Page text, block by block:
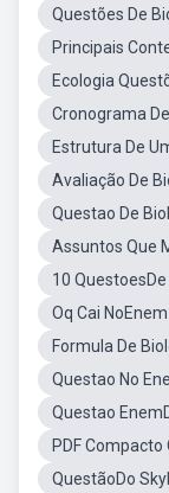
Questões De
Principais
Ecologia
Cronograma
Estrutura De
Avaliação De
Questao De
Assuntos Que
10
Oq Cai
Formula De
Questao No
Questao
PDF
QuestãoDo